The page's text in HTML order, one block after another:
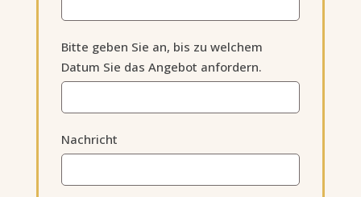
Bitte geben Sie an, bis zu welchem
Datum Sie das Angebot anfordern.
Nachricht